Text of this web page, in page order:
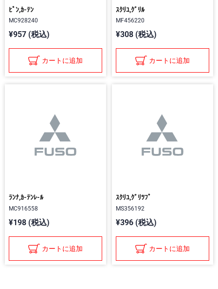
ﾋﾟﾝ,ｶ-ﾃﾝ
MC928240
¥957 (税込)
カートに追加
ｽｸﾘﾕ,ｸﾞﾘﾙ
MF456220
¥308 (税込)
カートに追加
ﾗﾝﾅ,ｶ-ﾃﾝﾚ-ﾙ
MC916558
¥198 (税込)
カートに追加
ｽｸﾘﾕ,ｸﾞﾘﾂﾌﾟ
MS356192
¥396 (税込)
カートに追加